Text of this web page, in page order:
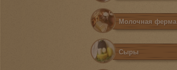
Молочная ферма
Сыры